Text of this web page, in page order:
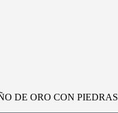
DE ORO CON